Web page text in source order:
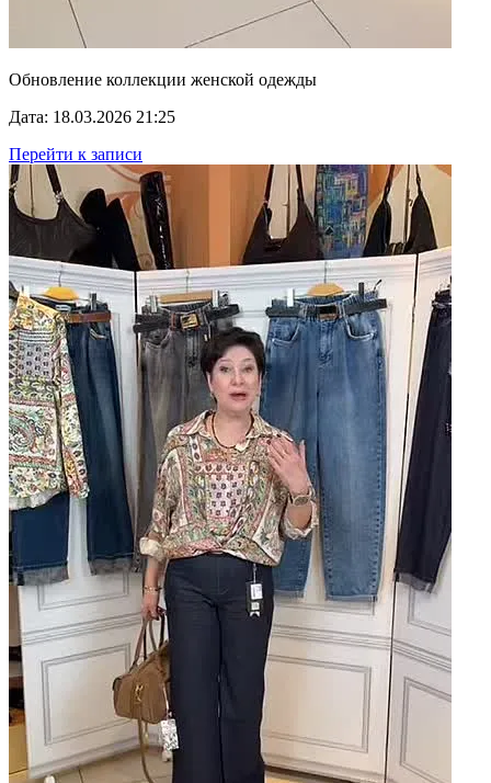
Обновление коллекции женской одежды
Дата: 18.03.2026 21:25
Перейти к записи